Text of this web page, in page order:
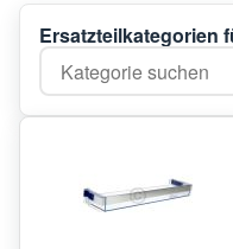
Ersatzteilkategorien
Kategorie suchen